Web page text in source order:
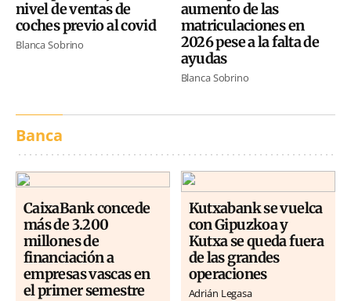
nivel de ventas de
coches previo al covid
Blanca Sobrino
aumento de las
matriculaciones en
2026 pese a la falta de
ayudas
Blanca Sobrino
Banca
CaixaBank concede
más de 3.200
millones de
financiación a
empresas vascas en
el primer semestre
Kutxabank se vuelca
con Gipuzkoa y
Kutxa se queda fuera
de las grandes
operaciones
Adrián Legasa